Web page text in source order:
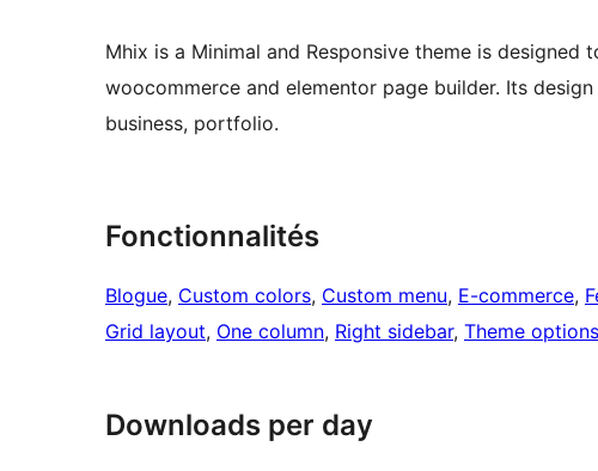
Mhix is a Minimal and Responsive theme is
woocommerce and elementor page builder. Its
business, portfolio.
Fonctionnalités
Blogue, Custom colors, Custom menu, E-commerce,
Grid layout, One column, Right sidebar, Theme options
Downloads per day